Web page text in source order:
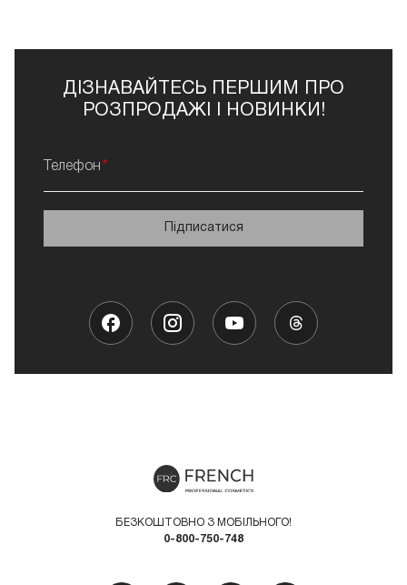
ДІЗНАВАЙТЕСЬ ПЕРШИМ ПРО
РОЗПРОДАЖІ І НОВИНКИ!
Телефон
Підписатися
БЕЗКОШТОВНО З МОБІЛЬНОГО!
0-800-750-748